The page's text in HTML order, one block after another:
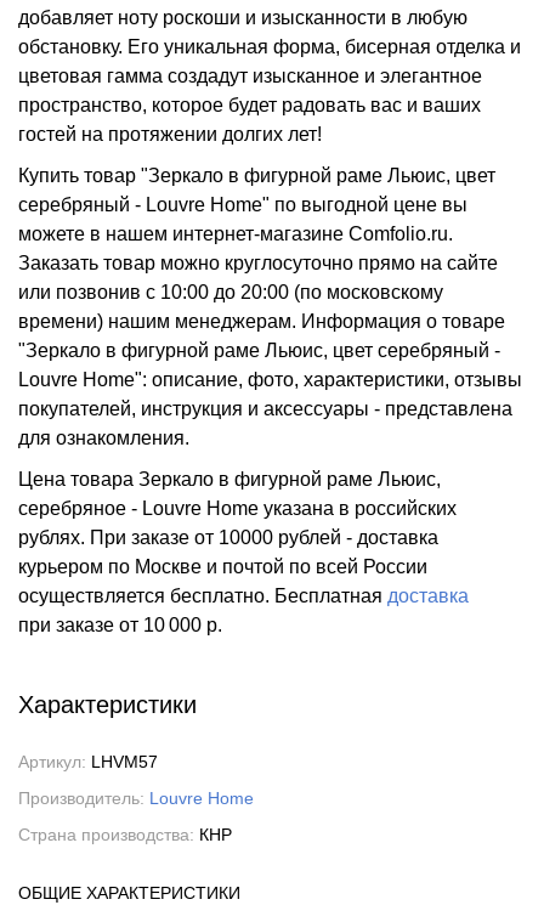
добавляет ноту роскоши и изысканности в любую
обстановку. Его уникальная форма, бисерная отделка и
цветовая гамма создадут изысканное и элегантное
пространство, которое будет радовать вас и ваших
гостей на протяжении долгих лет!
Купить товар "Зеркало в фигурной раме Льюис, цвет
серебряный - Louvre Home" по выгодной цене вы
можете в нашем интернет-магазине Comfolio.ru.
Заказать товар можно круглосуточно прямо на сайте
или позвонив с 10:00 до 20:00 (по московскому
времени) нашим менеджерам. Информация о товаре
"Зеркало в фигурной раме Льюис, цвет серебряный -
Louvre Home": описание, фото, характеристики, отзывы
покупателей, инструкция и аксессуары - представлена
для ознакомления.
Цена товара Зеркало в фигурной раме Льюис,
серебряное - Louvre Home указана в российских
рублях. При заказе от 10000 рублей - доставка
курьером по Москве и почтой по всей России
осуществляется бесплатно. Бесплатная доставка
при заказе от 10 000 р.
Характеристики
Артикул: LHVM57
Производитель: Louvre Home
Страна производства: КНР
ОБЩИЕ ХАРАКТЕРИСТИКИ